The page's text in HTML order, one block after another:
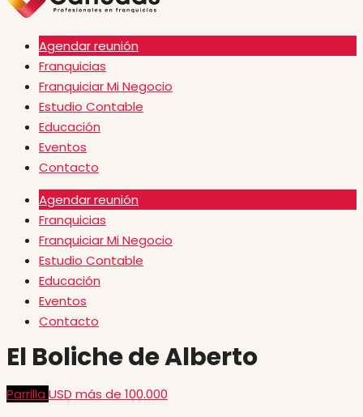
Agendar reunión
Franquicias
Franquiciar Mi Negocio
Estudio Contable
Educación
Eventos
Contacto
Agendar reunión
Franquicias
Franquiciar Mi Negocio
Estudio Contable
Educación
Eventos
Contacto
El Boliche de Alberto
Parrilla USD más de 100.000